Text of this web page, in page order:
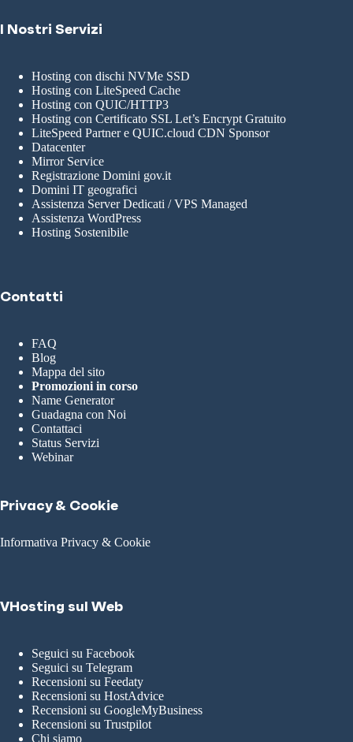
I Nostri Servizi
Hosting con dischi NVMe SSD
Hosting con LiteSpeed Cache
Hosting con QUIC/HTTP3
Hosting con Certificato SSL Let’s Encrypt Gratuito
LiteSpeed Partner e QUIC.cloud CDN Sponsor
Datacenter
Mirror Service
Registrazione Domini gov.it
Domini IT geografici
Assistenza Server Dedicati / VPS Managed
Assistenza WordPress
Hosting Sostenibile
Contatti
FAQ
Blog
Mappa del sito
Promozioni in corso
Name Generator
Guadagna con Noi
Contattaci
Status Servizi
Webinar
Privacy & Cookie
Informativa Privacy & Cookie
VHosting sul Web
Seguici su Facebook
Seguici su Telegram
Recensioni su Feedaty
Recensioni su HostAdvice
Recensioni su GoogleMyBusiness
Recensioni su Trustpilot
Chi siamo